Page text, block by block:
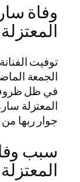
وفاة
المعتزلة
توفيت
في ظل ظروف
جوار ربها
سبب
المعتزلة